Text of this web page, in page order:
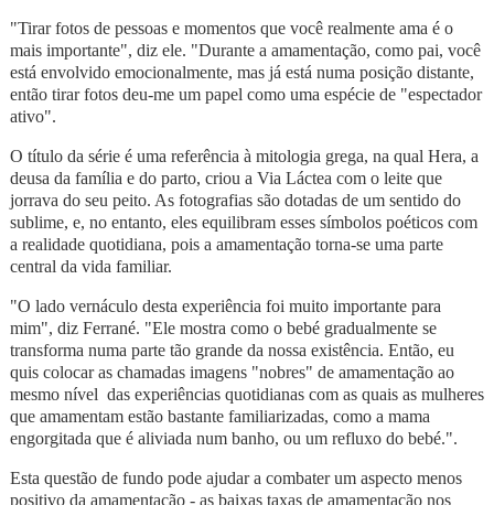
"Tirar fotos de pessoas e momentos que você realmente ama é o
mais importante", diz ele. "Durante a amamentação, como pai, você
está envolvido emocionalmente, mas já está numa posição distante,
então tirar fotos deu-me um papel como uma espécie de "espectador
ativo".
O título da série é uma referência à mitologia grega, na qual Hera, a
deusa da família e do parto, criou a Via Láctea com o leite que
jorrava do seu peito. As fotografias são dotadas de um sentido do
sublime, e, no entanto, eles equilibram esses símbolos poéticos com
a realidade quotidiana, pois a amamentação torna-se uma parte
central da vida familiar.
"O lado vernáculo desta experiência foi muito importante para
mim", diz Ferrané. "Ele mostra como o bebé gradualmente se
transforma numa parte tão grande da nossa existência. Então, eu
quis colocar as chamadas imagens "nobres" de amamentação ao
mesmo nível das experiências quotidianas com as quais as mulheres
que amamentam estão bastante familiarizadas, como a mama
engorgitada que é aliviada num banho, ou um refluxo do bebé.".
Esta questão de fundo pode ajudar a combater um aspecto menos
positivo da amamentação - as baixas taxas de amamentação nos